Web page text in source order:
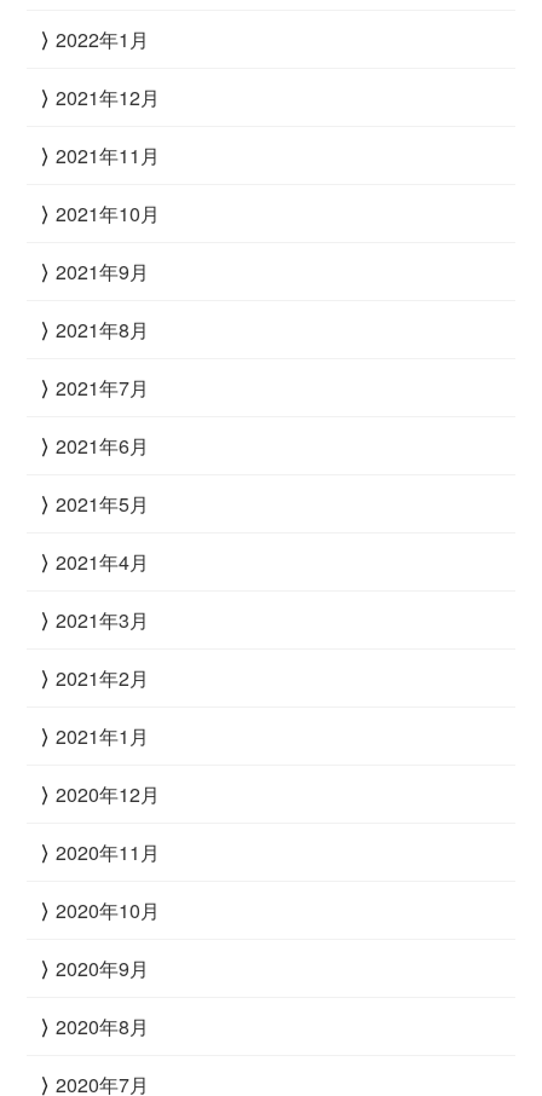
2022年1月
2021年12月
2021年11月
2021年10月
2021年9月
2021年8月
2021年7月
2021年6月
2021年5月
2021年4月
2021年3月
2021年2月
2021年1月
2020年12月
2020年11月
2020年10月
2020年9月
2020年8月
2020年7月